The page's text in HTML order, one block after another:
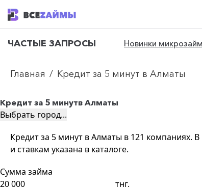
ЧАСТЫЕ ЗАПРОСЫ Новинки
Главная / Кредит за 5 минут в Алматы
Кредит за 5 минутв Алматы
Выбрать город...
Кредит за 5 минут в Алматы в 121 компаниях.
и ставкам указана в каталоге.
Сумма займа
тнг.